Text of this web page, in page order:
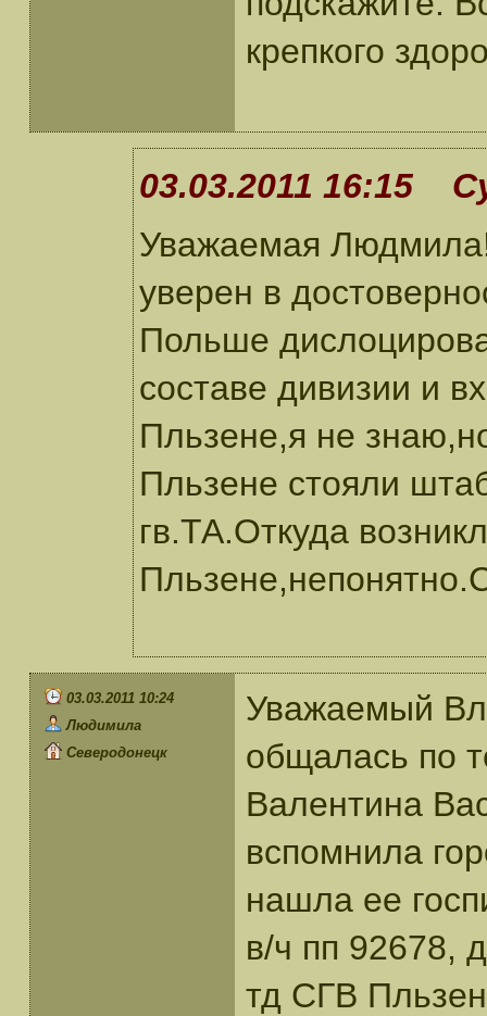
крепкого
03.03.2011 16:15
Уважаемая
уверен в
Польше
составе дивизии и
Пльзене,я не
Пльзене стояли
гв.ТА.Откуда
03.03.2011 10:24
Людимила
Северодонецк
Уважаемый
общалась по
Валентина
вспомнила
нашла ее
в/ч пп 92678,
тд СГВ